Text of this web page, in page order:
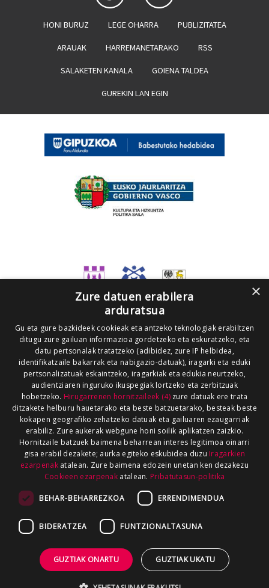
HONI BURUZ LEGE OHARRA PUBLIZITATEA
ARAUAK HARREMANETARAKO RSS
SALAKETEN KANALA GOIENA TALDEA
GUREKIN LAN EGIN
×
Zure datuen erabilera
arduratsua
Gu eta gure bazkideek cookieak eta antzeko teknologiak erabiltzen
ditugu zure gailuan informazioa gordetzeko eta eskuratzeko, eta
datu pertsonalak tratatzeko (adibidez, zure IP helbidea,
identifikatzaile bakarrak eta nabigazio-datuak), iragarki eta eduki
pertsonalizatuak eskaintzeko, iragarkiak eta edukia neurtzeko,
audientziaren inguruko ikuspegiak lortzeko eta zerbitzuak
hobetzeko. Hirugarrenen hornitzaileek (4)zure datuak ere trata
ditzakete helburu hauetarako eta beste batzuetarako, besteak beste
kokapen geografiko zehatzeko datuak eta gailuaren ezaugarriak
erabiliz. Zure aukerak webgune honi soilik aplikatzen zaizkio.
Hornitzaile batzuek baimena beharrean interes legitimoa oinarri
gisa erabil dezakete; aurka egiteko eskubidea duzu Iragarkien
ezarpenakatalean. Zure baimena edozein unetan ken dezakezu
Cookieen ezarpenak atalean. Pribatutasun-politika
BEHAR-BEHARREZKOA ERRENDIMENDUA
BIDERATZEA FUNTZIONALTASUNA
GUZTIAK ONARTU GUZTIAK UKATU